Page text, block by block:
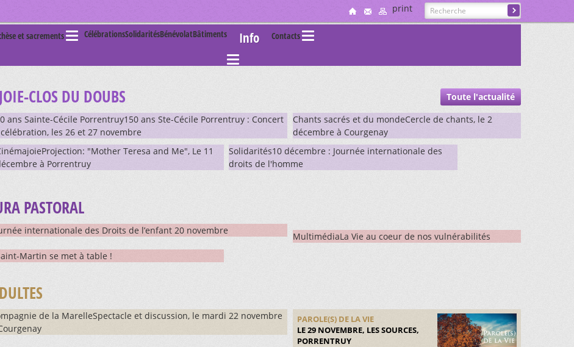
print
et sacrements CélébrationsSolidaritésBénévolatBâtiments Info Contacts
CLOS DU DOUBS
Toute l'actualité
ans Sainte-Cécile Porrentruy150 ans Ste-Cécile Porrentruy : Concert
les 26 et 27 novembre
Chants sacrés et du mondeCercle de chants, le 2
décembre à Courgenay
"Mother Teresa and Me", Le 11
à Porrentruy
Solidarités10 décembre : Journée internationale des
droits de l'homme
PASTORAL
internationale des Droits de l’enfant 20 novembre
MultimédiaLa Vie au coeur de nos vulnérabilités
Martin se met à table !
de la MarelleSpectacle et discussion, le mardi 22 novembre
PAROLE(S) DE LA VIE
LE 29 NOVEMBRE, LES SOURCES,
PORRENTRUY